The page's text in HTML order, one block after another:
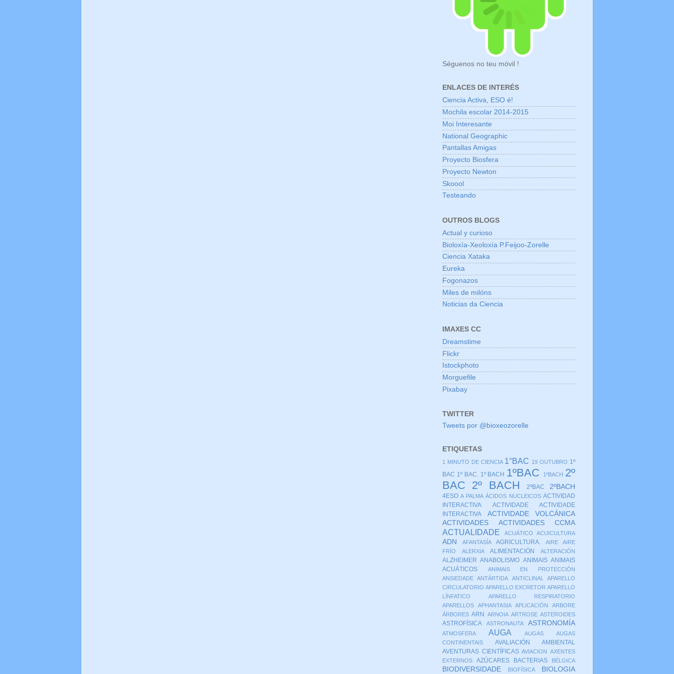
Séguenos no teu móvil !
ENLACES DE INTERÉS
Ciencia Activa, ESO é!
Mochila escolar 2014-2015
Moi Interesante
National Geographic
Pantallas Amigas
Proyecto Biosfera
Proyecto Newton
Skoool
Testeando
OUTROS BLOGS
Actual y curioso
Bioloxía-Xeoloxía P.Feijoo-Zorelle
Ciencia Xataka
Eureka
Fogonazos
Miles de milóns
Noticias da Ciencia
IMAXES CC
Dreamstime
Flickr
Istockphoto
Morguefile
Pixabay
TWITTER
Tweets por @bioxeozorelle
ETIQUETAS
1 MINUTO DE CIENCIA 1°BAC 19 OUTUBRO 1º
BAC 1º BAC. 1º BACH 1ºBAC 1ºBACH 2º
BAC 2º BACH 2ºBAC 2ºBACH
4ESO A PALMA ÁCIDOS NUCLEICOS ACTIVIDAD
INTERACTIVA
ACTIVIDADE
ACTIVIDADE
INTERACTIVA
ACTIVIDADE VOLCÁNICA
ACTIVIDADES
ACTIVIDADES CCMA
ACTUALIDADE ACUÁTICO ACUICULTURA
ADN AFANTASÍA AGRICULTURA. AIRE
AIRE
FRÍO
ALERXIA ALIMENTACIÓN ALTERACIÓN
ALZHEIMER ANABOLISMO ANIMAIS ANIMAIS
ACUÁTICOS
ANIMAIS EN PROTECCIÓN
ANSIEDADE
ANTÁRTIDA ANTICLINAL
APARELLO
CIRCULATORIO APARELLO EXCRETOR APARELLO
LÍNFATICO
APARELLO RESPIRATORIO
APARELLOS
APHANTASIA APLICACIÓN
ARBORE
ÁRBORES ARN ARNOIA ARTROSE ASTEROIDES
ASTROFÍSICA ASTRONAUTA ASTRONOMÍA
ATMOSFERA AUGA AUGAS
AUGAS
CONTINENTAIS
AVALIACIÓN AMBIENTAL
AVENTURAS CIENTÍFICAS AVIACION AXENTES
EXTERNOS
AZÚCARES BACTERIAS BÉLGICA
BIODIVERSIDADE BIOFÍSICA BIOLOGIA